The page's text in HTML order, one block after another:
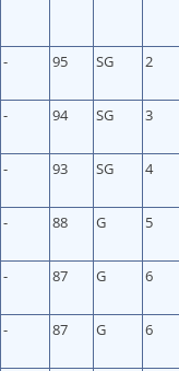
- 95 SG 2
- 94 SG 3
- 93 SG 4
- 88 G 5
- 87 G 6
- 87 G 6